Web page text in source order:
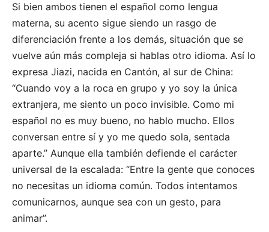
Si bien ambos tienen el español como lengua
materna, su acento sigue siendo un rasgo de
diferenciación frente a los demás, situación que se
vuelve aún más compleja si hablas otro idioma. Así lo
expresa Jiazi, nacida en Cantón, al sur de China:
“Cuando voy a la roca en grupo y yo soy la única
extranjera, me siento un poco invisible. Como mi
español no es muy bueno, no hablo mucho. Ellos
conversan entre sí y yo me quedo sola, sentada
aparte.” Aunque ella también defiende el carácter
universal de la escalada: “Entre la gente que conoces
no necesitas un idioma común. Todos intentamos
comunicarnos, aunque sea con un gesto, para
animar”.